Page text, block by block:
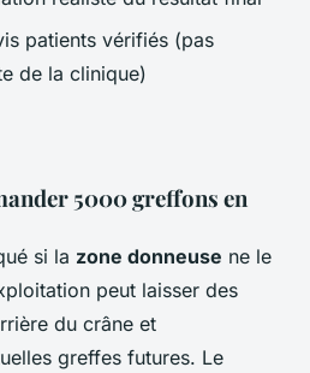
patients vérifiés (pas
de la clinique)
5000 greffons en
si la zone donneuse ne le
peut laisser des
du crâne et
greffes futures. Le